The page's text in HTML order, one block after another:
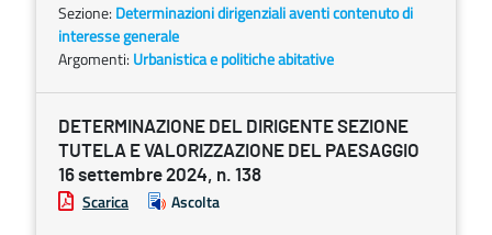
Sezione: Determinazioni dirigenziali aventi contenuto di
interesse generale
Argomenti: Urbanistica e politiche abitative
DETERMINAZIONE DEL DIRIGENTE SEZIONE
TUTELA E VALORIZZAZIONE DEL PAESAGGIO
16 settembre 2024, n. 138
Scarica Ascolta